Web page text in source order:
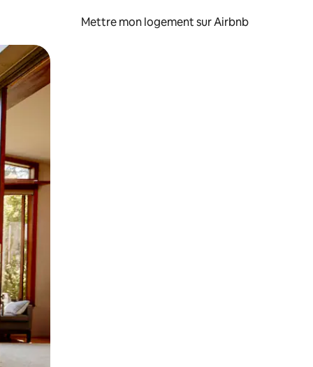
Mettre mon logement sur Airbnb
glisser.